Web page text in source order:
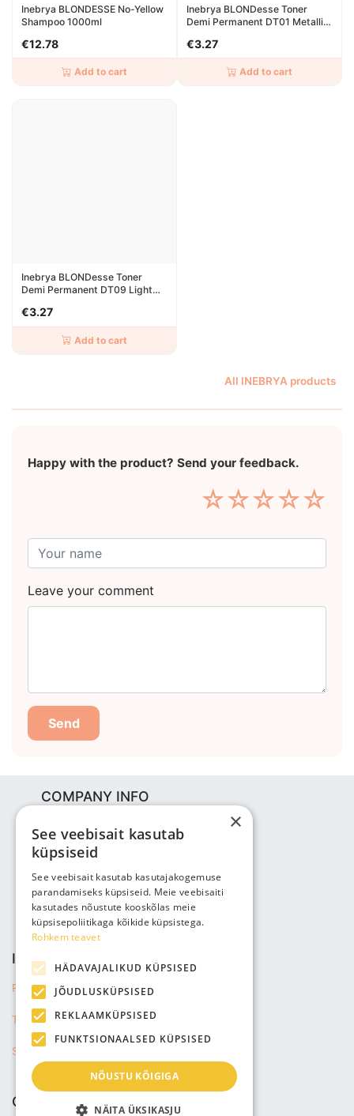
Inebrya BLONDESSE No-Yellow
Shampoo 1000ml
€12.78
Add to cart
Inebrya BLONDesse Toner
Demi Permanent DT01 Metallic
€3.27
Add to cart
Inebrya BLONDesse Toner
Demi Permanent DT09 Light
€3.27
Add to cart
All INEBRYA products
Happy with the product? Send your feedback.
☆
☆
☆
☆
☆
Leave your comment
Send
COMPANY INFO
Vabaõhukooli tee 4, Tallinn, 12013
Reg nr: 14690362
VAT: EE102147285
Phone: +3725143691
info@bjuti.ee
INFORMATION
Privacy Policy
Terms of sale
Shipping information
COMPANY
×
See veebisait kasutab
küpsiseid
See veebisait kasutab kasutajakogemuse
parandamiseks küpsiseid. Meie veebisaiti
kasutades nõustute kooskõlas meie
küpsisepoliitikaga kõikide küpsistega.
Rohkem teavet
HÄDAVAJALIKUD KÜPSISED
JÕUDLUSKÜPSISED
REKLAAMKÜPSISED
FUNKTSIONAALSED KÜPSISED
NÕUSTU KÕIGIGA
NÄITA ÜKSIKASJU